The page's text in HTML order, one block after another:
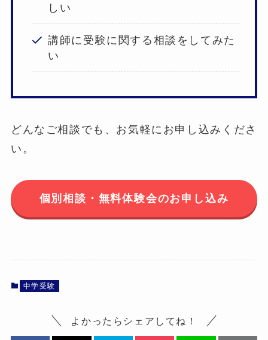
しい
講師に受験に関する相談をしてみた
い
どんなご相談でも、お気軽にお申し込みくださ
い。
個別相談・無料体験会のお申し込み
中学受験
よかったらシェアしてね！